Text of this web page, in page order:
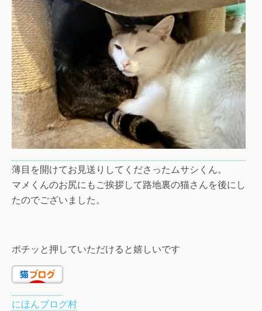
薄目を開けてお見送りしてくださったムサシくん。
マメくんのお尻にもご挨拶して路地裏の猫さんを後にし
たのでございました。
ポチッと押していただけると嬉しいです
にほんブログ村